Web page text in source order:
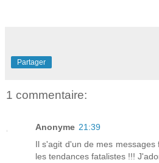
Partager
1 commentaire:
Anonyme 21:39
Il s'agit d'un de mes
les tendances fatalistes !!!